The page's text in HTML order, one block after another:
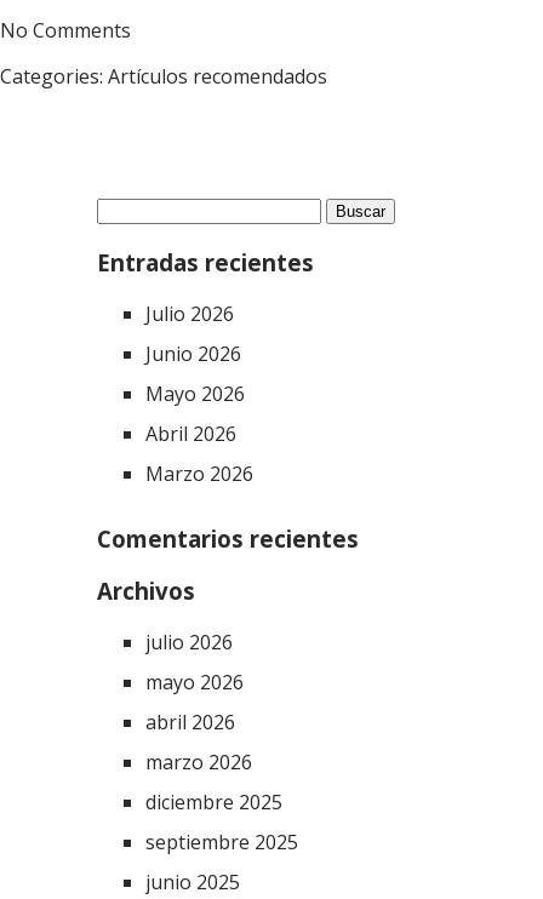
No Comments
Categories: Artículos recomendados
Buscar:
Entradas recientes
Julio 2026
Junio 2026
Mayo 2026
Abril 2026
Marzo 2026
Comentarios recientes
Archivos
julio 2026
mayo 2026
abril 2026
marzo 2026
diciembre 2025
septiembre 2025
junio 2025